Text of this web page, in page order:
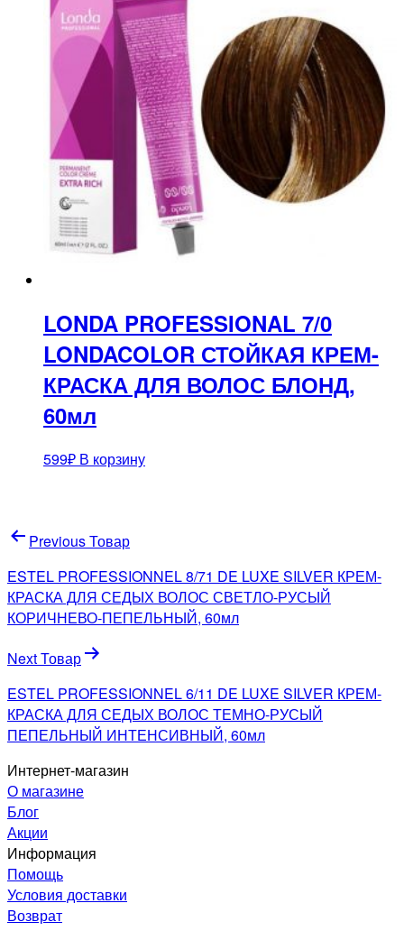
LONDA PROFESSIONAL 7/0
LONDACOLOR СТОЙКАЯ КРЕМ-
КРАСКА ДЛЯ ВОЛОС БЛОНД,
60мл
599₽ В корзину
Навигация
по
записям
Previous Товар
ESTEL PROFESSIONNEL 8/71 DE LUXE SILVER КРЕМ-
КРАСКА ДЛЯ СЕДЫХ ВОЛОС СВЕТЛО-РУСЫЙ
КОРИЧНЕВО-ПЕПЕЛЬНЫЙ, 60мл
Next Товар
ESTEL PROFESSIONNEL 6/11 DE LUXE SILVER КРЕМ-
КРАСКА ДЛЯ СЕДЫХ ВОЛОС ТЕМНО-РУСЫЙ
ПЕПЕЛЬНЫЙ ИНТЕНСИВНЫЙ, 60мл
Интернет-магазин
О магазине
Блог
Акции
Информация
Помощь
Условия доставки
Возврат